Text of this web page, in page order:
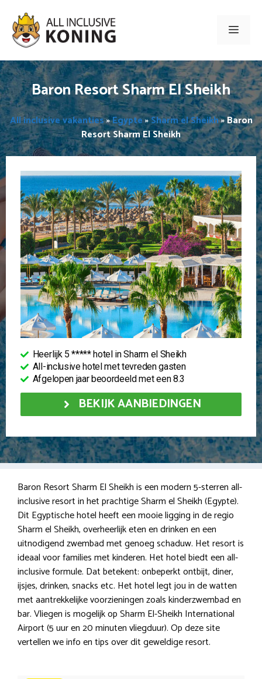
naar
inhoud
Menu
Baron Resort Sharm El Sheikh
All inclusive vakanties»Egypte»Sharm el Sheikh»Baron
Resort Sharm El Sheikh
Heerlijk 5 ***** hotel in Sharm el Sheikh
All-inclusive hotel met tevreden gasten
Afgelopen jaar beoordeeld met een 8.3
BEKIJK AANBIEDINGEN
Baron Resort Sharm El Sheikh is een modern 5-sterren all-
inclusive resort in het prachtige Sharm el Sheikh (Egypte).
Dit Egyptische hotel heeft een mooie ligging in de regio
Sharm el Sheikh, overheerlijk eten en drinken en een
uitnodigend zwembad met genoeg schaduw. Het resort is
ideaal voor families met kinderen. Het hotel biedt een all-
inclusive formule. Dat betekent: onbeperkt ontbijt, diner,
ijsjes, drinken, snacks etc. Het hotel legt jou in de watten
met aantrekkelijke voorzieningen zoals kinderzwembad en
bar. Vliegen is mogelijk op Sharm El-Sheikh International
Airport (5 uur en 20 minuten vliegduur). Op deze site
vertellen we info en tips over dit geweldige resort.